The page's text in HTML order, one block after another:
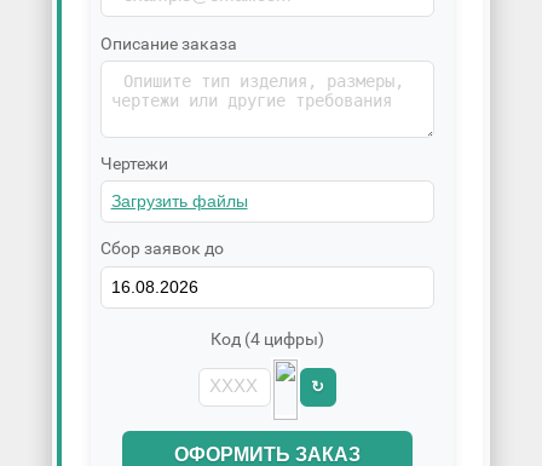
Описание заказа
Чертежи
Сбор заявок до
Код (4 цифры)
↻
ОФОРМИТЬ ЗАКАЗ